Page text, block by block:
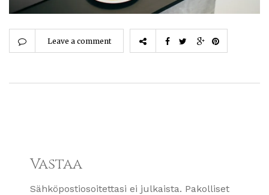
Leave a comment
Vastaa
Sähköpostiosoitettasi ei julkaista. Pakolliset